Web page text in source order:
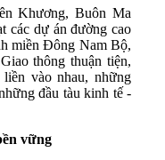
Khương, Buôn Ma
các dự án đường cao
miền Đông Nam Bộ,
thông thuận tiện,
vào nhau, những
đầu tàu kinh tế -
vững